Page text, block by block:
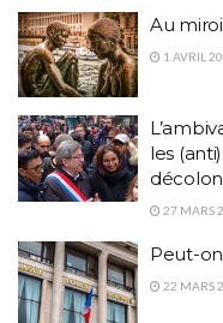
Au
1 AVRIL
les
27 MARS
Peut-
22 MARS